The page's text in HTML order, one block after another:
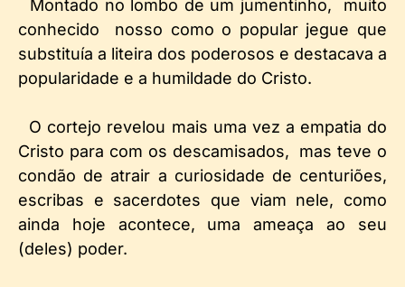
Montado no lombo de um jumentinho, muito
conhecido nosso como o popular jegue que
substituía a liteira dos poderosos e destacava a
popularidade e a humildade do Cristo.
O cortejo revelou mais uma vez a empatia do
Cristo para com os descamisados, mas teve o
condão de atrair a curiosidade de centuriões,
escribas e sacerdotes que viam nele, como
ainda hoje acontece, uma ameaça ao seu
(deles) poder.